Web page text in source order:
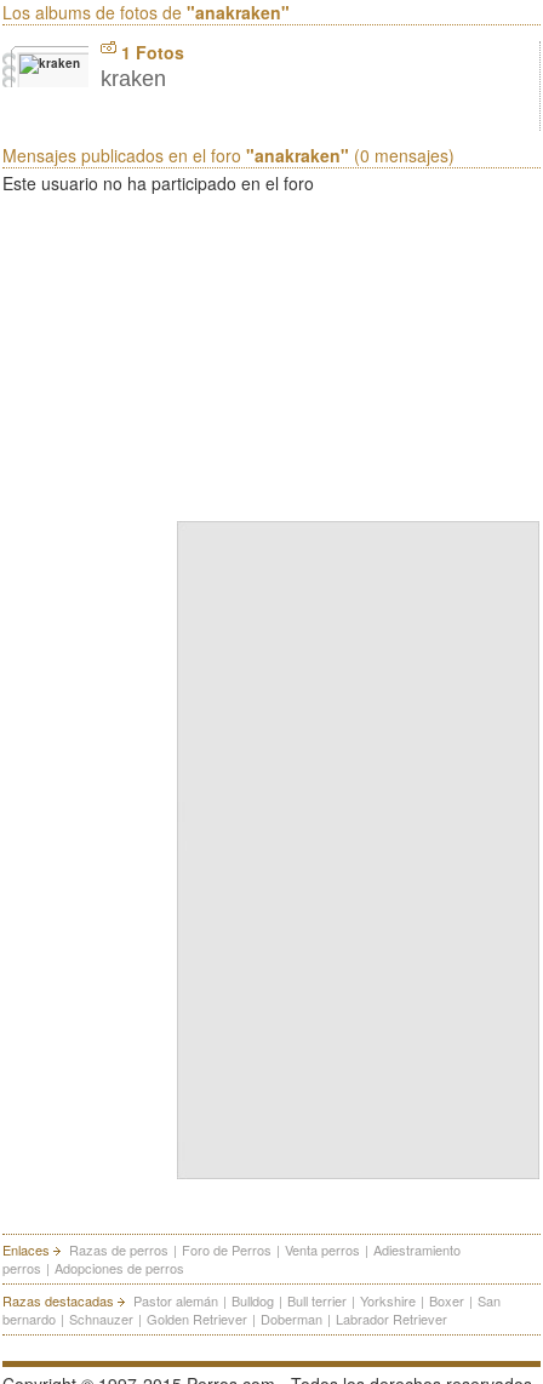
Los albums de fotos de "anakraken"
1 Fotos
kraken
Mensajes publicados en el foro "anakraken" (0 mensajes)
Este usuario no ha participado en el foro
Enlaces Razas de perros | Foro de Perros | Venta perros | Adiestramiento
perros | Adopciones de perros
Razas destacadas
Pastor alemán | Bulldog | Bull terrier | Yorkshire | Boxer | San
bernardo | Schnauzer | Golden Retriever | Doberman | Labrador Retriever